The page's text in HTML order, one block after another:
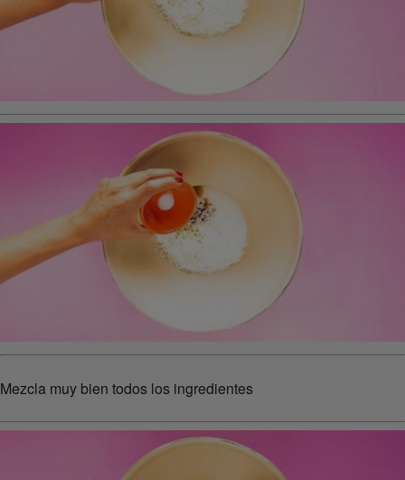
Mezcla muy bien todos los ingredientes